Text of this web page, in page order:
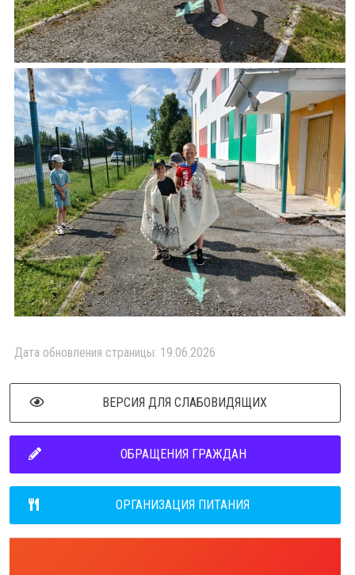
Дата обновления страницы: 19.06.2026
ВЕРСИЯ ДЛЯ СЛАБОВИДЯЩИХ
ОБРАЩЕНИЯ ГРАЖДАН
ОРГАНИЗАЦИЯ ПИТАНИЯ